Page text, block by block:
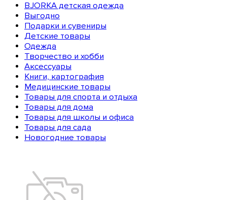
BJORKA детская одежда
Выгодно
Подарки и сувениры
Детские товары
Одежда
Творчество и хобби
Аксессуары
Книги, картография
Медицинские товары
Товары для спорта и отдыха
Товары для дома
Товары для школы и офиса
Товары для сада
Новогодние товары